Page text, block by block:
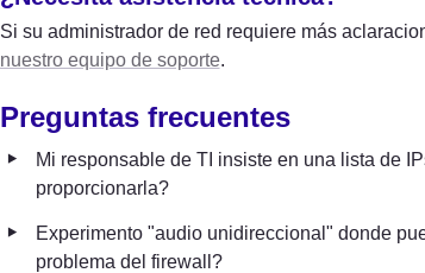
Si su administrador de red requiere más
nuestro equipo de soporte.
Preguntas frecuentes
‣
Mi responsable de TI insiste en una lista de
proporcionarla?
‣
Experimento "audio unidireccional" donde
problema del firewall?